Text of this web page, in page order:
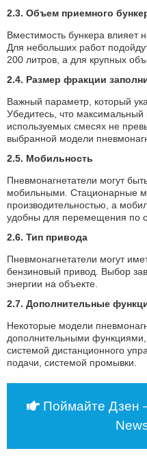
2.3. Объем приемного
Вместимость бункера влияет
Для небольших работ
200 литров, а для крупных
2.4. Размер фракции
Важный параметр, который
Убедитесь, что
используемых смесях не
выбранной модели
2.5. Мобильность
Пневмонагнетатели могут
мобильными. Стационарные
производительностью, а
удобны для перемещения по
2.6. Тип привода
Пневмонагнетатели могут
бензиновый привод. Выбор
энергии на объекте.
2.7. Дополнительные
Некоторые модели
дополнительными
системой дистанционного
подачи, системой промывки.
Поймайте Дзен